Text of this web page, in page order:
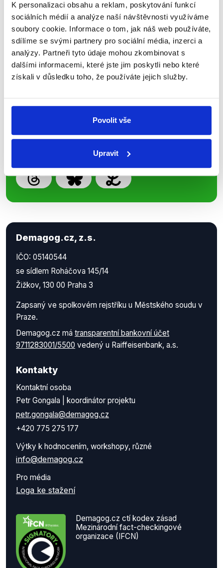
K personalizaci obsahu a reklam, poskytování funkcí
sociálních médií a analýze naší návštěvnosti využíváme
soubory cookie. Informace o tom, jak náš web používáte,
sdílíme se svými partnery pro sociální média, inzerci a
analýzy. Partneři tyto údaje mohou zkombinovat s
dalšími informacemi, které jste jim poskytli nebo které
získali v důsledku toho, že používáte jejich služby.
Povolit vše
Upravit
Newsletter WhatsApp
Sociální sítě
Nenechte si ujít nejnovější události
z Demagog.cz. Sdílením našich
Demagog.cz, z.s.
IČO: 05140544
se sídlem Roháčova 145/14
Žižkov, 130 00 Praha 3
Zapsaný ve spolkovém rejstříku u Městského soudu v
Praze.
Demagog.cz má transparentní bankovní účet
9711283001/5500 vedený u Raiffeisenbank, a.s.
Kontakty
Kontaktní osoba
Petr Gongala | koordinátor projektu
petr.gongala@demagog.cz
+420 775 275 177
Výtky k hodnocením, workshopy, různé
info@demagog.cz
Pro média
Loga ke stažení
Demagog.cz ctí kodex zásad
Mezinárodní fact-checkingové
organizace (IFCN)